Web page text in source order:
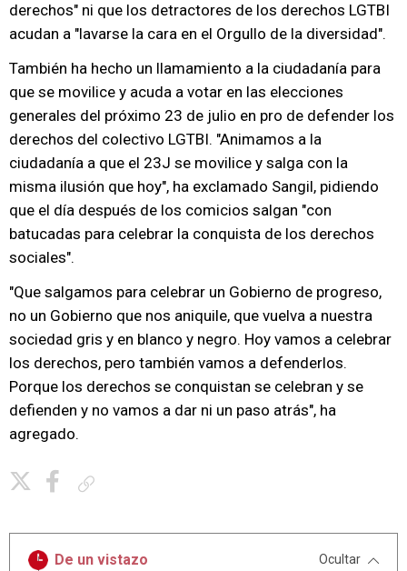
derechos" ni que los detractores de los derechos LGTBI
acudan a "lavarse la cara en el Orgullo de la diversidad".
También ha hecho un llamamiento a la ciudadanía para
que se movilice y acuda a votar en las elecciones
generales del próximo 23 de julio en pro de defender los
derechos del colectivo LGTBI. "Animamos a la
ciudadanía a que el 23J se movilice y salga con la
misma ilusión que hoy", ha exclamado Sangil, pidiendo
que el día después de los comicios salgan "con
batucadas para celebrar la conquista de los derechos
sociales".
"Que salgamos para celebrar un Gobierno de progreso,
no un Gobierno que nos aniquile, que vuelva a nuestra
sociedad gris y en blanco y negro. Hoy vamos a celebrar
los derechos, pero también vamos a defenderlos.
Porque los derechos se conquistan se celebran y se
defienden y no vamos a dar ni un paso atrás", ha
agregado.
De un vistazo Ocultar